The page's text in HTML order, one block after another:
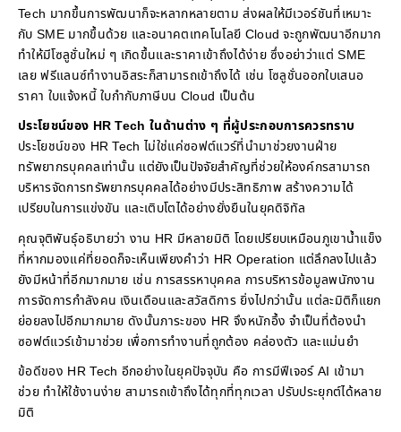
Tech มากขึ้นการพัฒนาก็จะหลากหลายตาม ส่งผลให้มีเวอร์ชันที่เหมาะ
กับ SME มากขึ้นด้วย และอนาคตเทคโนโลยี Cloud จะถูกพัฒนาอีกมาก
ทำให้มีโซลูชั่นใหม่ ๆ เกิดขึ้นและราคาเข้าถึงได้ง่าย ซึ่งอย่าว่าแต่ SME
เลย ฟรีแลนซ์ทำงานอิสระก็สามารถเข้าถึงได้ เช่น โซลูชั่นออกใบเสนอ
ราคา ใบแจ้งหนี้ ใบกำกับภาษีบน Cloud เป็นต้น
ประโยชน์ของ HR Tech ในด้านต่าง ๆ ที่ผู้ประกอบการควรทราบ
ประโยชน์ของ HR Tech ไม่ใช่แค่ซอฟต์แวร์ที่นำมาช่วยงานฝ่าย
ทรัพยากรบุคคลเท่านั้น แต่ยังเป็นปัจจัยสำคัญที่ช่วยให้องค์กรสามารถ
บริหารจัดการทรัพยากรบุคคลได้อย่างมีประสิทธิภาพ สร้างความได้
เปรียบในการแข่งขัน และเติบโตได้อย่างยั่งยืนในยุคดิจิทัล
คุณจุติพันธุ์อธิบายว่า งาน HR มีหลายมิติ โดยเปรียบเหมือนภูเขาน้ำแข็ง
ที่หากมองแค่ที่ยอดก็จะเห็นเพียงคำว่า HR Operation แต่ลึกลงไปแล้ว
ยังมีหน้าที่อีกมากมาย เช่น การสรรหาบุคคล การบริหารข้อมูลพนักงาน
การจัดการกำลังคน เงินเดือนและสวัสดิการ ยิ่งไปกว่านั้น แต่ละมิติก็แยก
ย่อยลงไปอีกมากมาย ดังนั้นภาระของ HR จึงหนักอึ้ง จำเป็นที่ต้องนำ
ซอฟต์แวร์เข้ามาช่วย เพื่อการทำงานที่ถูกต้อง คล่องตัว และแม่นยำ
ข้อดีของ HR Tech อีกอย่างในยุคปัจจุบัน คือ การมีฟีเจอร์ AI เข้ามา
ช่วย ทำให้ใช้งานง่าย สามารถเข้าถึงได้ทุกที่ทุกเวลา ปรับประยุกต์ได้หลาย
มิติ